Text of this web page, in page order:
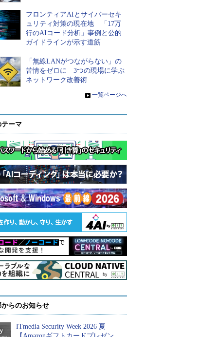
フロンティアAIとサイバーセキ
ュリティ対策の現在地 「17万
行のAIコード分析」事例と公的
ガイドラインが示す道筋
「無線LANがつながらない」の
苦情をゼロに 3つの現場に学ぶ
ネットワーク改善術
» 一覧ページへ
ーマ
らのお知らせ
ITmedia Security Week 2026 夏